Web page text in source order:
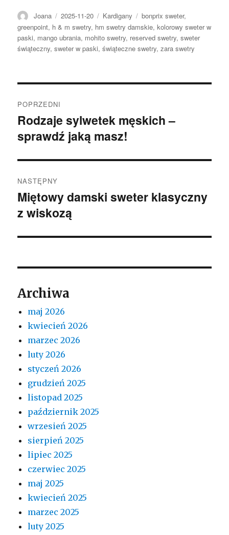
Autor
Joana Opublikowano
2025-11-20 Kategorie
Kardigany Tagi
bonprix sweter,
greenpoint, h & m swetry, hm swetry damskie,kolorowy sweter w
paski, mango ubrania, mohito swetry, reserved swetry,sweter
świąteczny,sweter w paski,świąteczne swetry,zara swetry
wpisu
POPRZEDNI
Poprzedni
wpis:
Rodzaje sylwetek męskich –
sprawdź jaką masz!
NASTĘPNY
Następny
wpis:
Miętowy damski sweter klasyczny
z wiskozą
Archiwa
maj 2026
kwiecień 2026
marzec 2026
luty 2026
styczeń 2026
grudzień 2025
listopad 2025
październik 2025
wrzesień 2025
sierpień 2025
lipiec 2025
czerwiec 2025
maj 2025
kwiecień 2025
marzec 2025
luty 2025